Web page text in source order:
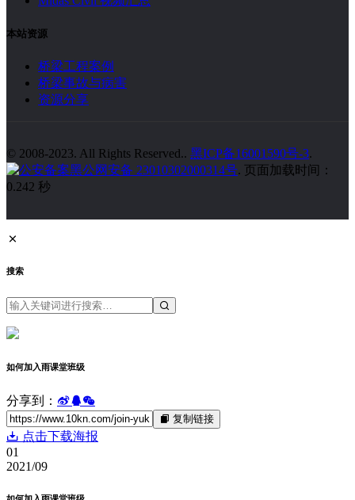
本站资源
桥梁工程案例
桥梁事故与病害
资源分享
© 2008-2023. All Rights Reserved.. 黑ICP备16001590号-3.
黑公网安备 23010302000314号. 页面加载时间：
0.242 秒
搜索
如何加入雨课堂班级
分享到：
复制链接
点击下载海报
01
2021/09